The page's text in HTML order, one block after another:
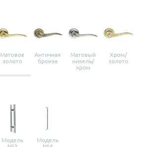
Матовое
золото
Античная
бронза
Матовый
никель/
хром
Хром/
золото
Модель
Модель